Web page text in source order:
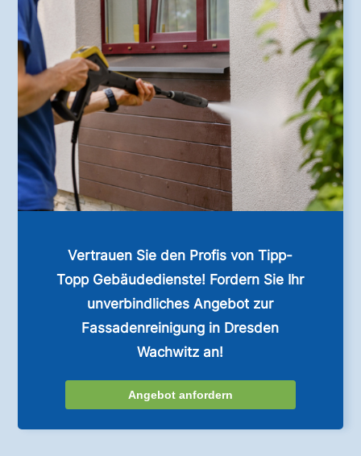
Vertrauen Sie den Profis von Tipp-
Topp Gebäudedienste! Fordern Sie Ihr
unverbindliches Angebot zur
Fassadenreinigung in Dresden
Wachwitz an!
Angebot anfordern